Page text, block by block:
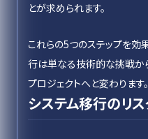
とが求められます。
これらの5つのステップを効
行は単なる技術的な挑戦か
プロジェクトへと変わります。
システム移行のリ